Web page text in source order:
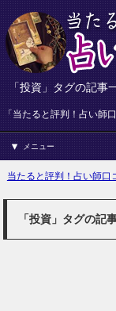
「投資」タグの記事
「当たると評判！占い師
メニュー
当たると評判！占い師口
「投資」タグの記